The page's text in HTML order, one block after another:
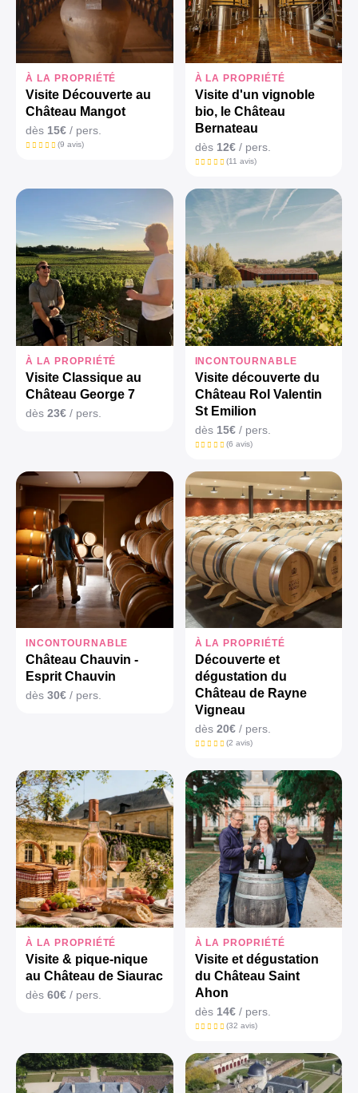
À LA PROPRIÉTÉ
Visite Découverte au
Château Mangot
dès 15€ / pers.
(9 avis)
À LA PROPRIÉTÉ
Visite d'un vignoble
bio, le Château
Bernateau
dès 12€/ pers.
(11 avis)
À LA PROPRIÉTÉ
Visite Classique au
Château George 7
dès 23€ / pers.
INCONTOURNABLE
Visite découverte du
Château Rol Valentin
St Emilion
dès 15€/ pers.
(6 avis)
INCONTOURNABLE
Château Chauvin -
Esprit Chauvin
dès 30€ / pers.
À LA PROPRIÉTÉ
Découverte et
dégustation du
Château de Rayne
Vigneau
dès 20€/ pers.
(2 avis)
À LA PROPRIÉTÉ
Visite & pique-nique
au Château de Siaurac
dès 60€ / pers.
À LA PROPRIÉTÉ
Visite et dégustation
du Château Saint
Ahon
dès 14€/ pers.
(32 avis)